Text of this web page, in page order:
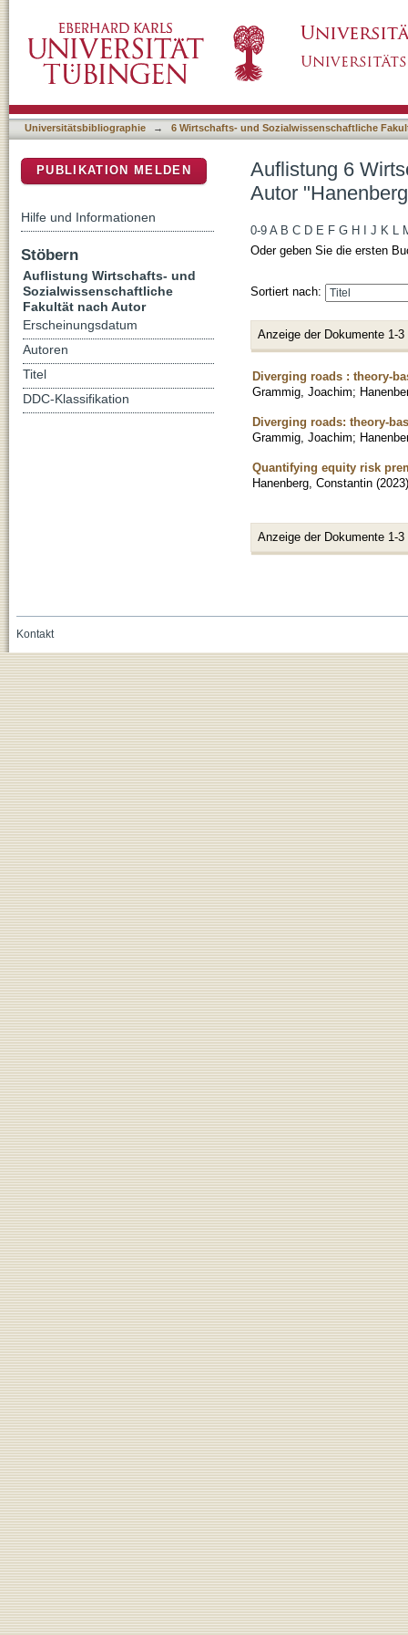
Constantin"
Universitätsbibliographie → 6 Wirtschafts- und Sozialwissenschaftliche
Auflistung 6
Autor
0-9 A B C D E F G H J K L
Oder geben Sie die ersten
Sortiert nach:
Anzeige der Dokumente 1-3
Diverging roads : theory-
Grammig, Joachim;
Diverging roads: theory-
Grammig, Joachim;
Quantifying equity risk
Hanenberg, Constantin (2023)
Anzeige der Dokumente 1-3
PUBLIKATION MELDEN
Hilfe und Informationen
Stöbern
Auflistung Wirtschafts- und
Sozialwissenschaftliche
Fakultät nach Autor
Erscheinungsdatum
Autoren
Titel
DDC-Klassifikation
Kontakt